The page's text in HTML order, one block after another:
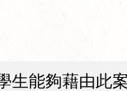
能夠藉由此